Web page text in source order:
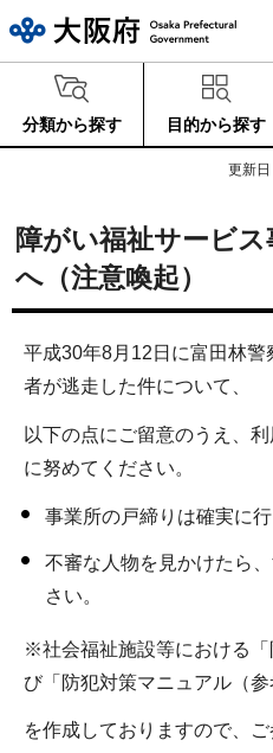
分類から探す 目的から探す
更新
障がい福祉サービ
へ（注意喚起）
平成30年8月12日に富田林
者が逃走した件について、
以下の点にご留意のうえ、
に努めてください。
事業所の戸締りは確実に行
不審な人物を見かけたら
さい。
※社会福祉施設等における
び「防犯対策マニュアル（参
を作成しておりますので、ご